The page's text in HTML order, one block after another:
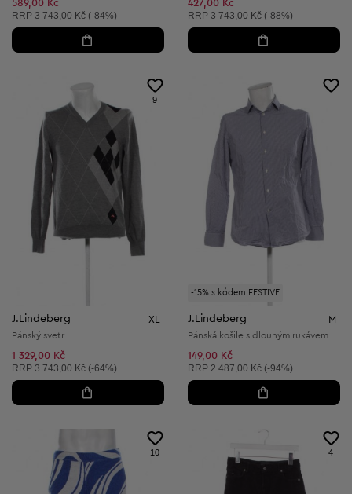
589,00 Kč
Doporučená cena:
RRP 3 743,00 Kč (-84%)
427,00 Kč
Doporučená cena:
RRP 3 743,00 Kč (-88%)
9
J.Lindeberg XL
Pánský svetr
1 329,00 Kč
Doporučená cena:
RRP 3 743,00 Kč (-64%)
-15% s kódem FESTIVE
J.Lindeberg M
Pánská košile s dlouhým rukávem
149,00 Kč
Doporučená cena:
RRP 2 487,00 Kč (-94%)
10 4